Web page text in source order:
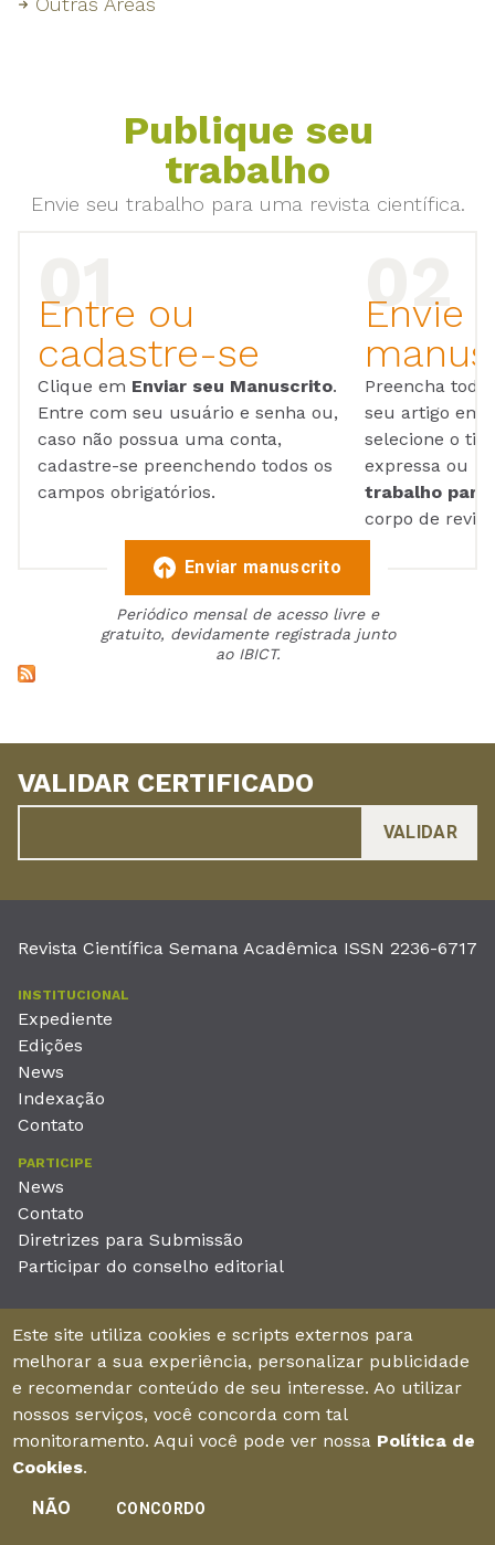
Publique seu
trabalho
Envie seu trabalho para uma revista científica.
Entre ou
cadastre-se
Clique em Enviar seu Manuscrito.
Entre com seu usuário e senha ou,
caso não possua uma conta,
cadastre-se preenchendo todos os
campos obrigatórios.
Envie
Preencha
seu artigo em
selecione o
expressa ou
trabalho para
corpo de
Enviar manuscrito
Periódico mensal de acesso livre e
gratuito, devidamente registrada junto
ao IBICT.
VALIDAR CERTIFICADO
Revista Científica Semana Acadêmica ISSN 2236-6717
INSTITUCIONAL
Expediente
Edições
News
Indexação
Contato
PARTICIPE
News
Contato
Diretrizes para Submissão
Participar do conselho editorial
Unieducar Inteligência Educacional Ltda
CNPJ: 05.569.970/0001-26
Av. Desembargador Moreira, No. 2001 – 11º andar - Bairro
Aldeota
Fortaleza – Ceará - Brasil - CEP 60170-001
Enviar manuscrito
Este site utiliza cookies e scripts externos para
melhorar a sua experiência, personalizar publicidade
e recomendar conteúdo de seu interesse. Ao utilizar
nossos serviços, você concorda com tal
monitoramento. Aqui você pode ver nossa Política de
Cookies.
NÃO
CONCORDO